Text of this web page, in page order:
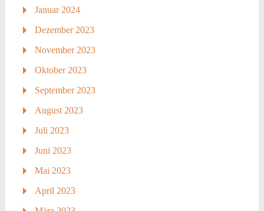
Januar 2024
Dezember 2023
November 2023
Oktober 2023
September 2023
August 2023
Juli 2023
Juni 2023
Mai 2023
April 2023